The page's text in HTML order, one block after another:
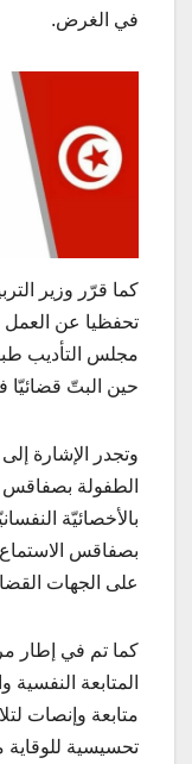
في الغرض.
كما قرّر وزير
مجلس التأديب
حين البتّ قضائيّا
وتجدر الإشارة
بالأخصائيّة
بصفاقس الاستماع
على الجهات
كما تم في إطار
المتابعة النفسية
متابعة وإنصات
تحسيسية